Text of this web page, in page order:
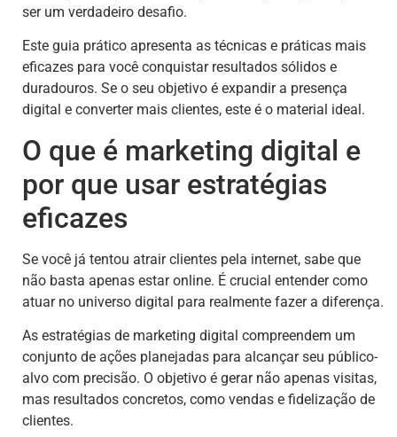
ser um verdadeiro desafio.
Este guia prático apresenta as técnicas e práticas mais
eficazes para você conquistar resultados sólidos e
duradouros. Se o seu objetivo é expandir a presença
digital e converter mais clientes, este é o material ideal.
O que é marketing digital e
por que usar estratégias
eficazes
Se você já tentou atrair clientes pela internet, sabe que
não basta apenas estar online. É crucial entender como
atuar no universo digital para realmente fazer a diferença.
As estratégias de marketing digital compreendem um
conjunto de ações planejadas para alcançar seu público-
alvo com precisão. O objetivo é gerar não apenas visitas,
mas resultados concretos, como vendas e fidelização de
clientes.